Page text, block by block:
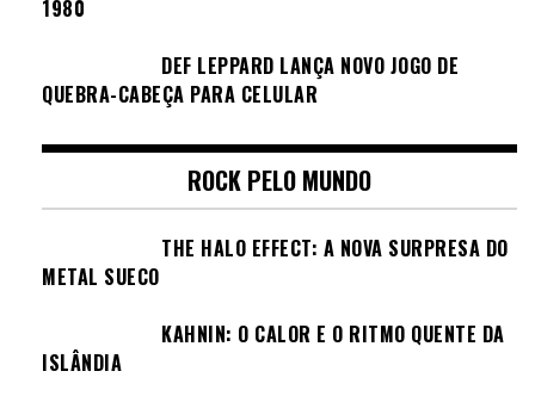
1980
DEF LEPPARD LANÇA NOVO JOGO DE
QUEBRA-CABEÇA PARA CELULAR
ROCK PELO MUNDO
THE HALO EFFECT: A NOVA SURPRESA DO
METAL SUECO
KAHNIN: O CALOR E O RITMO QUENTE DA
ISLÂNDIA